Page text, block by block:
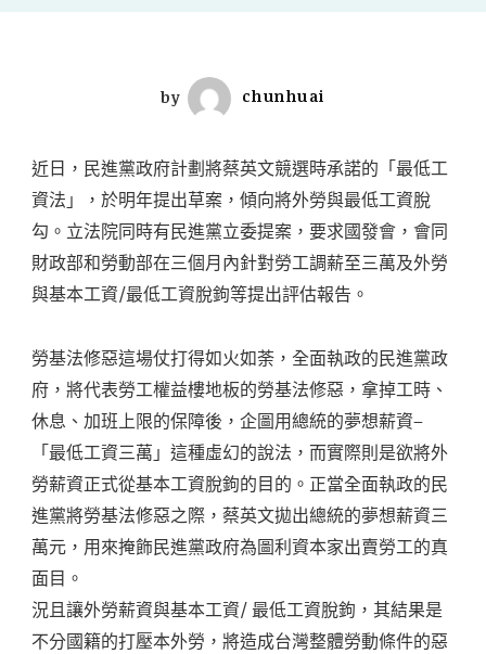
by chunhuai
近日，民進黨政府計劃將蔡英文競選時承諾的「最低工
資法」，於明年提出草案，傾向將外勞與最低工資脫
勾。立法院同時有民進黨立委提案，要求國發會，會同
財政部和勞動部在三個月內針對勞工調薪至三萬及外勞
與基本工資/最低工資脫鉤等提出評估報告。
勞基法修惡這場仗打得如火如荼，全面執政的民進黨政
府，將代表勞工權益樓地板的勞基法修惡，拿掉工時、
休息、加班上限的保障後，企圖用總統的夢想薪資–
「最低工資三萬」這種虛幻的說法，而實際則是欲將外
勞薪資正式從基本工資脫鉤的目的。正當全面執政的民
進黨將勞基法修惡之際，蔡英文拋出總統的夢想薪資三
萬元，用來掩飾民進黨政府為圖利資本家出賣勞工的真
面目。
況且讓外勞薪資與基本工資/ 最低工資脫鉤，其結果是
不分國籍的打壓本外勞，將造成台灣整體勞動條件的惡